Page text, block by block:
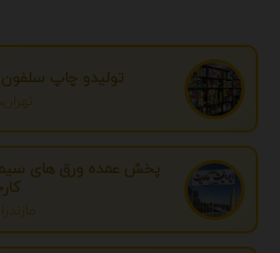
تولیدو چاپ
پخش عمده ورق های